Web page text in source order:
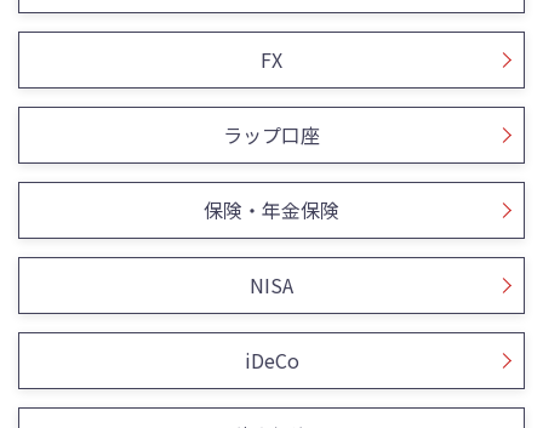
FX
ラップ口座
保険・年金保険
NISA
iDeCo